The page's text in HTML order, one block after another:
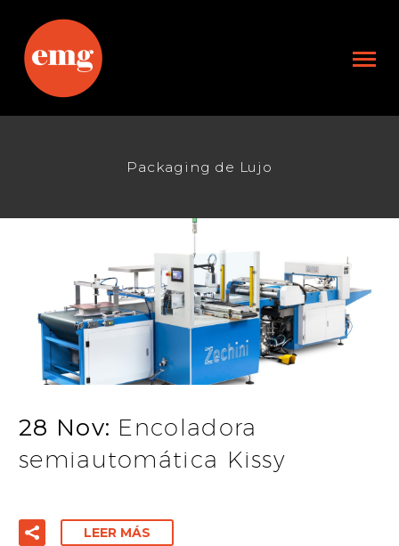
Packaging de Lujo
28 Nov: Encoladora
semiautomática Kissy
LEER MÁS